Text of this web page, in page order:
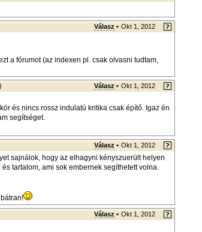
Válasz • Okt 1, 2012
a fórumot (az indexen pl. csak olvasni tudtam,
) Válasz • Okt 1, 2012
és nincs rossz indulatú kritika csak építő. Igaz én
segítséget.
Válasz • Okt 1, 2012
sajnálok, hogy az elhagyni kényszuerült helyen
tartalom, ami sok embernek segíthetett volna.
Válasz • Okt 1, 2012